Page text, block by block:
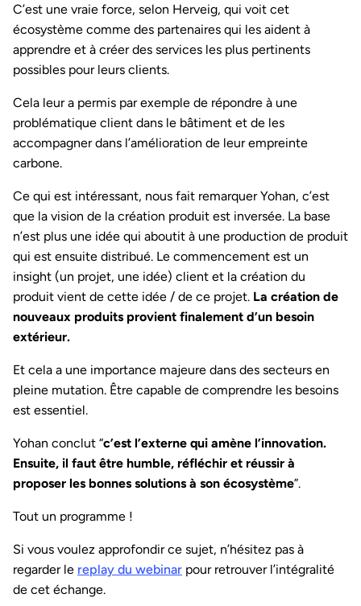
C’est une vraie force, selon Herveig, qui voit cet
écosystème comme des partenaires qui les aident à
apprendre et à créer des services les plus pertinents
possibles pour leurs clients.
Cela leur a permis par exemple de répondre à une
problématique client dans le bâtiment et de les
accompagner dans l’amélioration de leur empreinte
carbone.
Ce qui est intéressant, nous fait remarquer Yohan, c’est
que la vision de la création produit est inversée. La base
n’est plus une idée qui aboutit à une production de produit
qui est ensuite distribué. Le commencement est un
insight (un projet, une idée) client et la création du
produit vient de cette idée / de ce projet. La création de
nouveaux produits provient finalement d’un besoin
extérieur.
Et cela a une importance majeure dans des secteurs en
pleine mutation. Être capable de comprendre les besoins
est essentiel.
Yohan conclut “c’est l’externe qui amène l’innovation.
Ensuite, il faut être humble, réfléchir et réussir à
proposer les bonnes solutions à son écosystème”.
Tout un programme !
Si vous voulez approfondir ce sujet, n’hésitez pas à
regarder le replay du webinar pour retrouver l’intégralité
de cet échange.